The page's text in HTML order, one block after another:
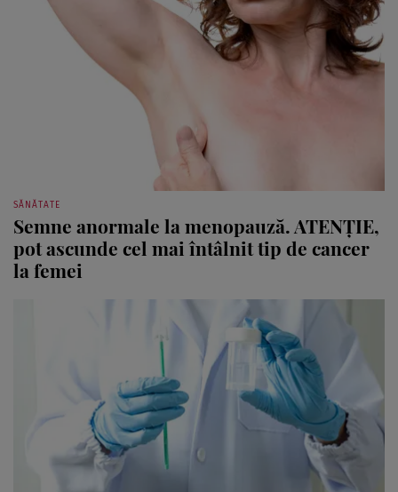
SĂNĂTATE
Semne anormale la menopauză. ATENȚIE,
pot ascunde cel mai întâlnit tip de cancer
la femei